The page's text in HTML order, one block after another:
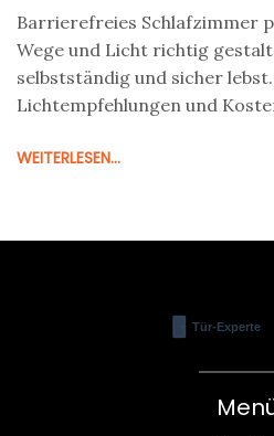
Barrierefreies Schlafzimmer
Wege und Licht richtig
selbstständig und sicher
Lichtempfehlungen und
WEITERLESEN...